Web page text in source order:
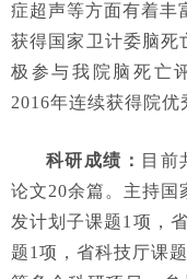
症超声等方面有着丰
获得国家卫计委脑死
极参与我院脑死亡
2016年连续获得院优
科研成绩： 目前
论文20余篇。主持国
发计划子课题1项，
题1项，省科技厅课